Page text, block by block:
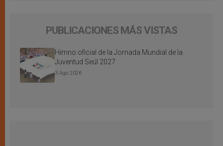
PUBLICACIONES MÁS VISTAS
Himno oficial de la Jornada Mundial de la
Juventud Seúl 2027
3 Ago 2026